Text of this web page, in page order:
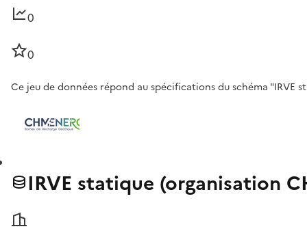
0
0
Ce jeu de données répond au spécifications du schéma "IRVE
IRVE statique (organisation